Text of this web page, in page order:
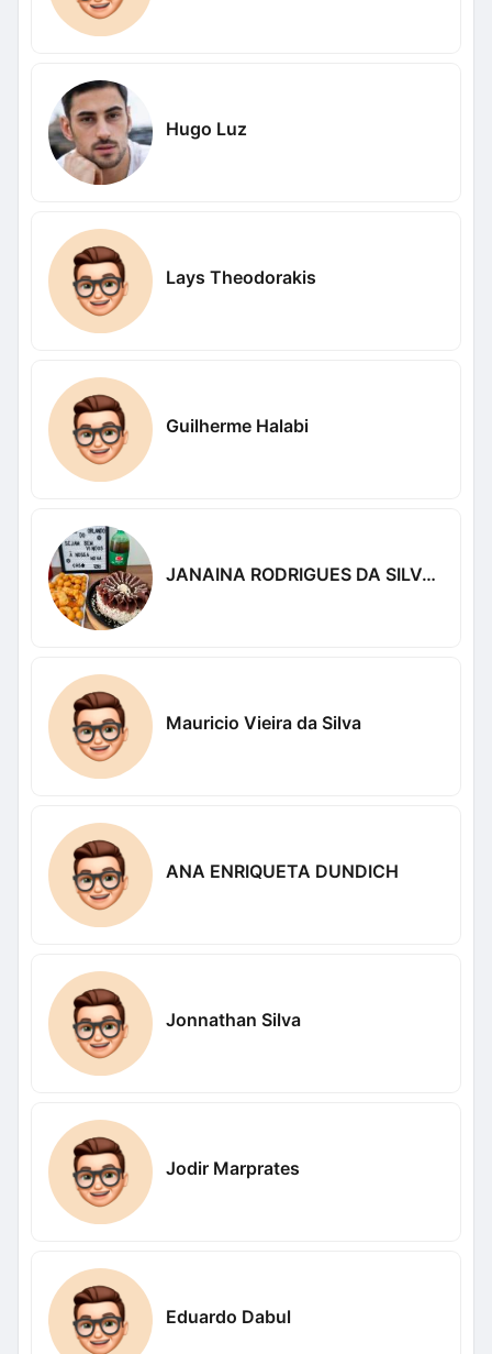
Hugo Luz
Lays Theodorakis
Guilherme Halabi
JANAINA RODRIGUES DA SILVA NASCIMENTO
Mauricio Vieira da Silva
ANA ENRIQUETA DUNDICH
Jonnathan Silva
Jodir Marprates
Eduardo Dabul